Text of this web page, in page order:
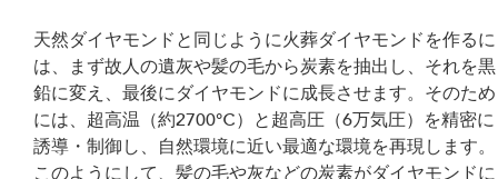
天然ダイヤモンドと同じように火葬ダイヤモンドを作るに
は、まず故人の遺灰や髪の毛から炭素を抽出し、それを黒
鉛に変え、最後にダイヤモンドに成長させます。そのため
には、超高温（約2700℃）と超高圧（6万気圧）を精密に
誘導・制御し、自然環境に近い最適な環境を再現します。
このようにして、髪の毛や灰などの炭素がダイヤモンドに